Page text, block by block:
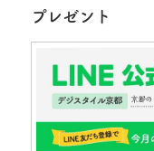
プレゼント